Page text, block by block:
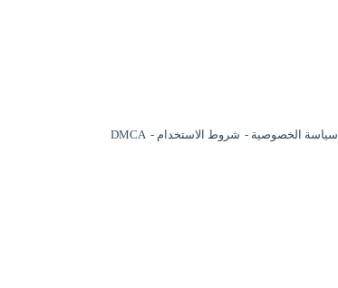
سياسة الخصوصية شروط الاستخدام DMCA